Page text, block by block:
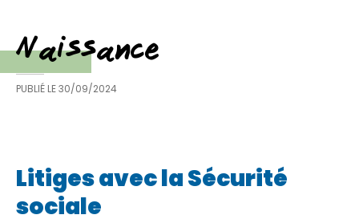
Naissance
PUBLIÉ LE30/09/2024
Litiges avec la Sécurité
sociale